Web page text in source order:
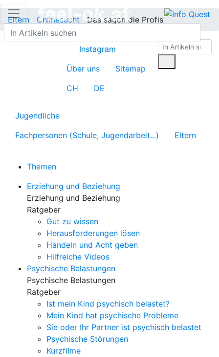
Eltern Onlinesucht Das sagen die Profis
Instagram
Über uns
Sitemap
CH
DE
Jugendliche
Fachpersonen (Schule, Jugendarbeit...)
Eltern
Themen
Erziehung und Beziehung
Erziehung und Beziehung
Ratgeber
Gut zu wissen
Herausforderungen lösen
Handeln und Acht geben
Hilfreiche Videos
Psychische Belastungen
Psychische Belastungen
Ratgeber
Ist mein Kind psychisch belastet?
Mein Kind hat psychische Probleme
Sie oder Ihr Partner ist psychisch belastet
Psychische Störungen
Kurzfilme